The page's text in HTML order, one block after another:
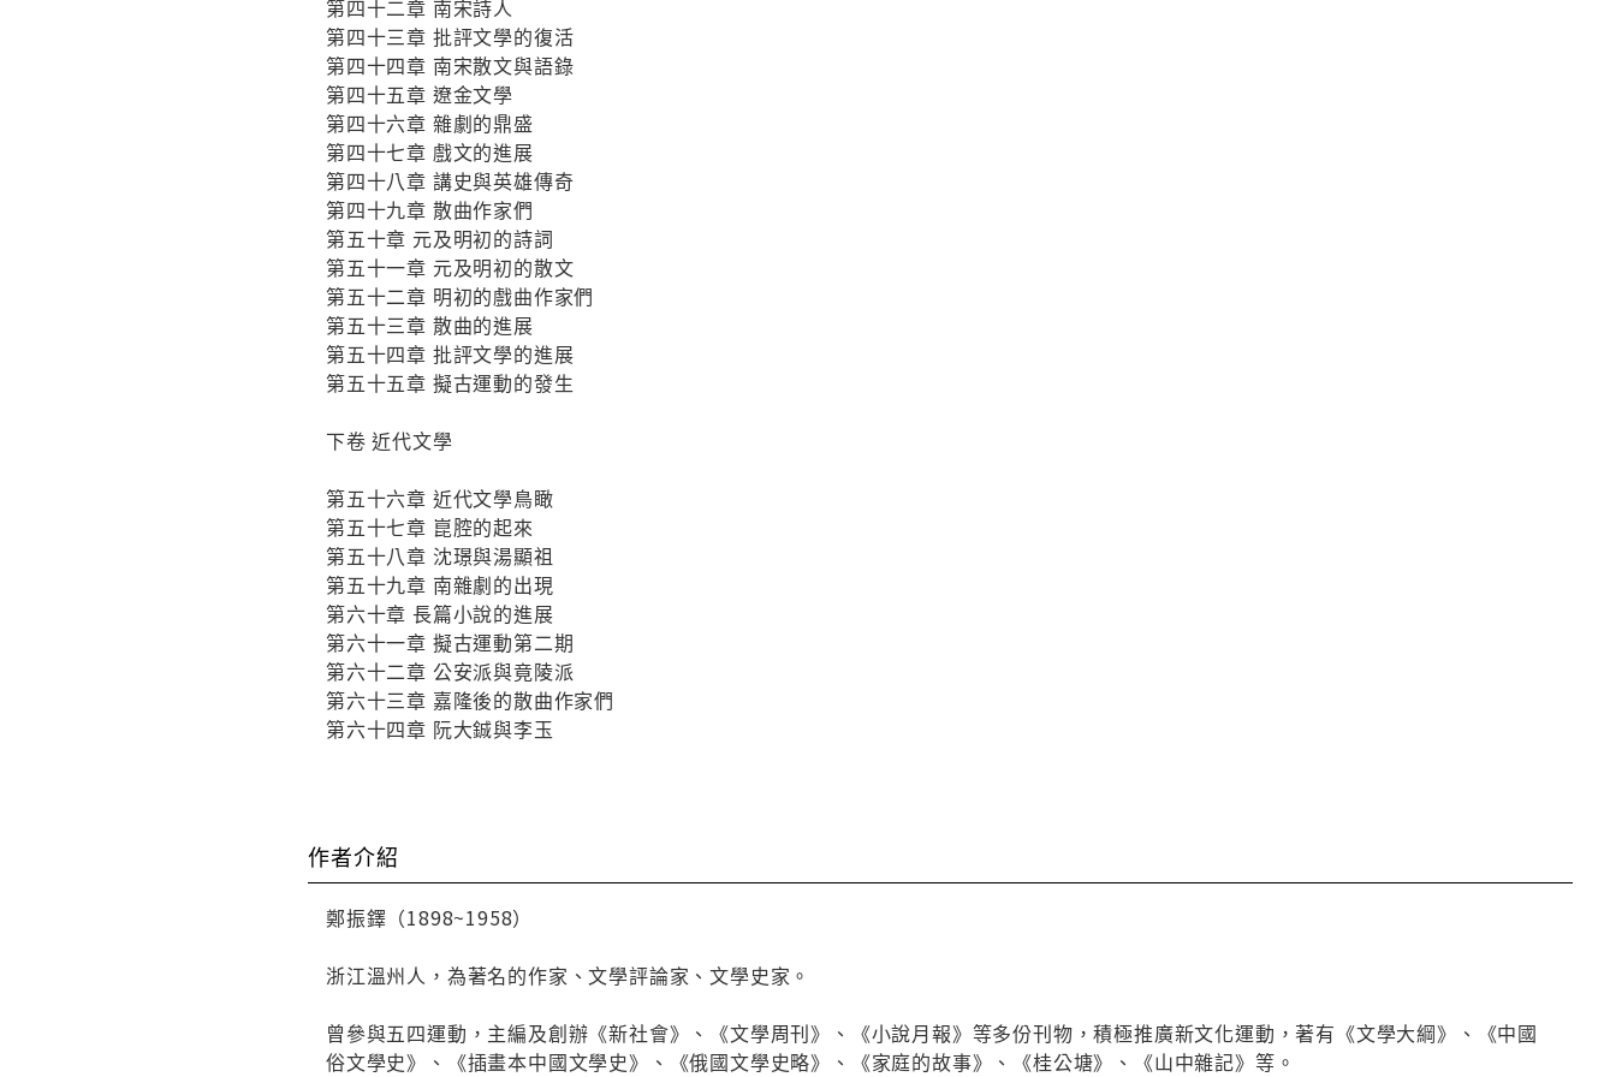
第四十二章 南宋詩人
第四十三章 批評文學的復活
第四十四章 南宋散文與語錄
第四十五章 遼金文學
第四十六章 雜劇的鼎盛
第四十七章 戲文的進展
第四十八章 講史與英雄傳奇
第四十九章 散曲作家們
第五十章 元及明初的詩詞
第五十一章 元及明初的散文
第五十二章 明初的戲曲作家們
第五十三章 散曲的進展
第五十四章 批評文學的進展
第五十五章 擬古運動的發生
下卷 近代文學
第五十六章 近代文學鳥瞰
第五十七章 崑腔的起來
第五十八章 沈璟與湯顯祖
第五十九章 南雜劇的出現
第六十章 長篇小說的進展
第六十一章 擬古運動第二期
第六十二章 公安派與竟陵派
第六十三章 嘉隆後的散曲作家們
第六十四章 阮大鋮與李玉
作者介紹
鄭振鐸（1898~1958）
浙江溫州人，為著名的作家、文學評論家、文學史家。
曾參與五四運動，主編及創辦《新社會》、《文學周刊》、《小說月報》等多份刊物，積極推廣新文化運動，著有《文學大綱》、《中國
俗文學史》、《插畫本中國文學史》、《俄國文學史略》、《家庭的故事》、《桂公塘》、《山中雜記》等。